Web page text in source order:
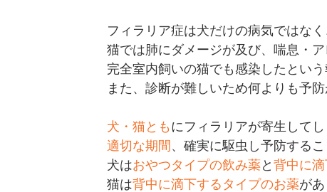
フィラリア症は犬だけの病気ではなく
猫では肺にダメージが及び、喘息・
完全室内飼いの猫でも感染したという
また、診断が難しいため何よりも予防
犬・猫とも にフィラリアが寄生して
適切な期間 、確実に駆虫し予防するこ
犬はおやつタイプの飲み薬と 背中に
猫は背中に滴下するタイプのお薬があ